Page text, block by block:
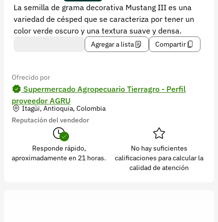
La semilla de grama decorativa Mustang III es una
variedad de césped que se caracteriza por tener un
color verde oscuro y una textura suave y densa.
Agregar a lista Compartir
Ofrecido por
Supermercado Agropecuario Tierragro - Perfil
proveedor AGRU
Itagüi, Antioquia, Colombia
Reputación del vendedor
Responde rápido,
aproximadamente en 21 horas.
No hay suficientes
calificaciones para calcular la
calidad de atención
+57 323 2931928
contacto@croper.com
© 2026 Croper.com Todos los derechos reservados
Síguenos